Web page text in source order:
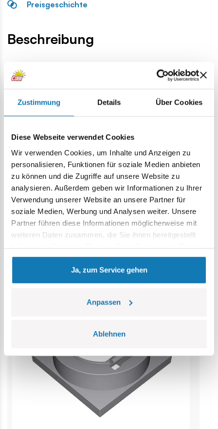
Zustimmung Details Über Cookies
Diese Webseite verwendet Cookies
Wir verwenden Cookies, um Inhalte und Anzeigen zu
personalisieren, Funktionen für soziale Medien anbieten
zu können und die Zugriffe auf unsere Website zu
analysieren. Außerdem geben wir Informationen zu Ihrer
Verwendung unserer Website an unsere Partner für
soziale Medien, Werbung und Analysen weiter. Unsere
Partner führen diese Informationen möglicherweise mit
weiteren Daten zusammen, die Sie ihnen bereitgestellt
gesammelt haben.
Ja, zum Service gehen
Anpassen
Ablehnen
Preisgeschichte
Beschreibung
Lokalizacja produktu:
Achtung: Nicht für Kinder unter 36 Monaten geeignet.
Erstickungsgefahr. Kleine Teile könnten verschluckt
werden. Wir empfehlen, die Verpackung als Referenz
aufzubewahren. Modell und Farben können leicht von der
Abbildung abweichen.
Kategorie Bestseller